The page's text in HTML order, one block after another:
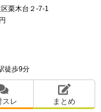
栗木台２-7-1
徒歩9分
スレ まとめ